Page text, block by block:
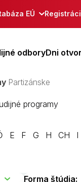
EÚ
odboryDni
Partizánske
programy
E F G H CH I